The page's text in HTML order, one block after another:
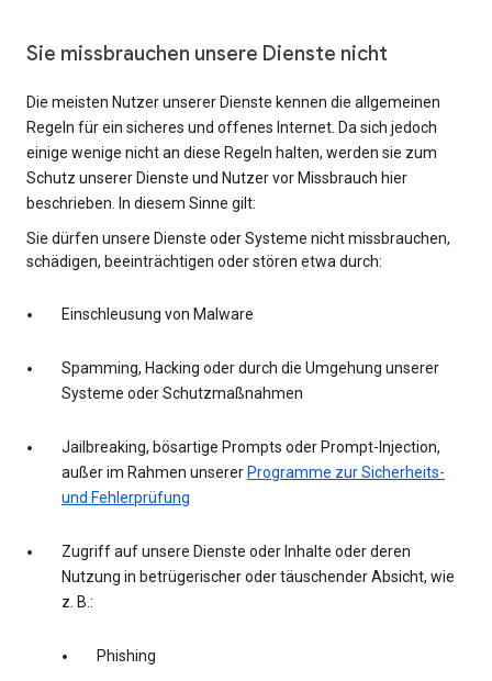
Sie missbrauchen unsere Dienste nicht
Die meisten Nutzer unserer Dienste kennen die allgemeinen
Regeln für ein sicheres und offenes Internet. Da sich jedoch
einige wenige nicht an diese Regeln halten, werden sie zum
Schutz unserer Dienste und Nutzer vor Missbrauch hier
beschrieben. In diesem Sinne gilt:
Sie dürfen unsere Dienste oder Systeme nicht missbrauchen,
schädigen, beeinträchtigen oder stören etwa durch:
Einschleusung von Malware
Spamming, Hacking oder durch die Umgehung unserer
Systeme oder Schutzmaßnahmen
Jailbreaking, bösartige Prompts oder Prompt-Injection,
außer im Rahmen unserer Programme zur Sicherheits-
und Fehlerprüfung
Zugriff auf unsere Dienste oder Inhalte oder deren
Nutzung in betrügerischer oder täuschender Absicht, wie
z. B.:
Phishing